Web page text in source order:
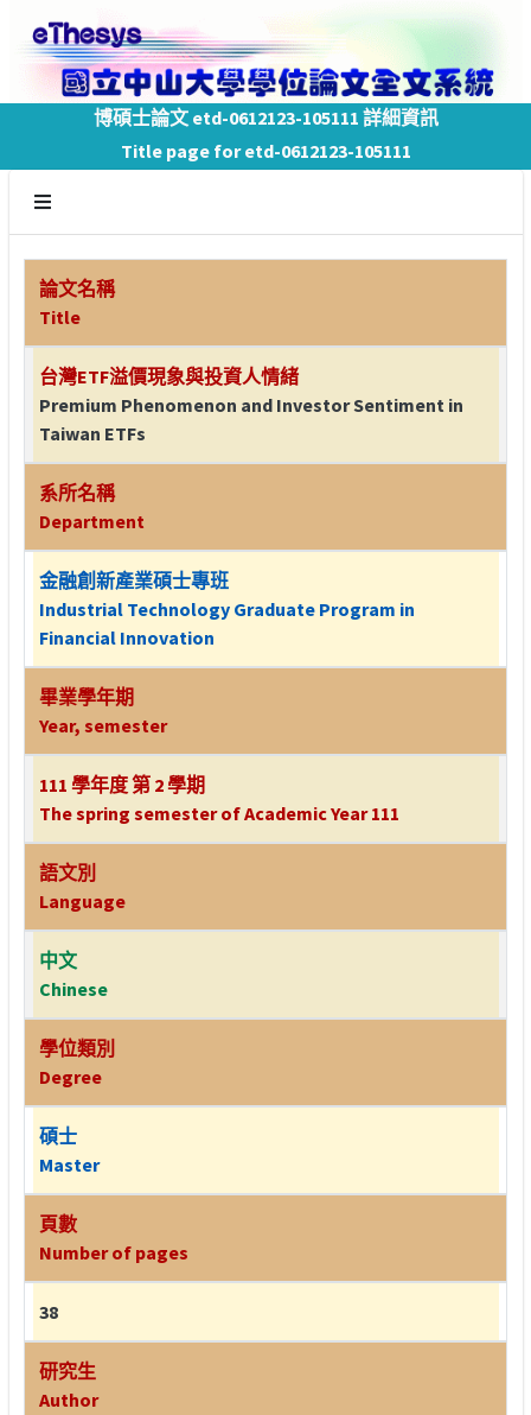
博碩士論文 etd-0612123-105111 詳細資訊
Title page for etd-0612123-105111
論文名稱
Title
台灣ETF溢價現象與投資人情緒
Premium Phenomenon and Investor Sentiment in
Taiwan ETFs
系所名稱
Department
金融創新產業碩士專班
Industrial Technology Graduate Program in
Financial Innovation
畢業學年期
Year, semester
111 學年度 第 2 學期
The spring semester of Academic Year 111
語文別
Language
中文
Chinese
學位類別
Degree
碩士
Master
頁數
Number of pages
38
研究生
Author